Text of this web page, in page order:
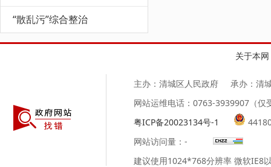
“散乱污”综合整治
关于本网
主办：清城区人民政府
承办：清
网站运维电话：0763-3939907（仅
粤ICP备20023134号-1
网站访问量： -
建议使用1024*768分辨率 微软IE8